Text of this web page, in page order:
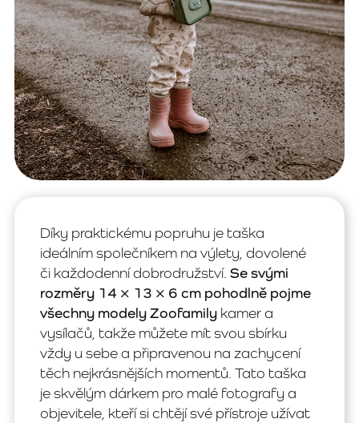
Díky praktickému popruhu je taška
ideálním společníkem na výlety, dovolené
či každodenní dobrodružství. Se svými
rozměry 14 × 13 × 6 cm pohodlně pojme
všechny modely Zoofamily kamer a
vysílačů, takže můžete mít svou sbírku
vždy u sebe a připravenou na zachycení
těch nejkrásnějších momentů. Tato taška
je skvělým dárkem pro malé fotografy a
objevitele, kteří si chtějí své přístroje užívat